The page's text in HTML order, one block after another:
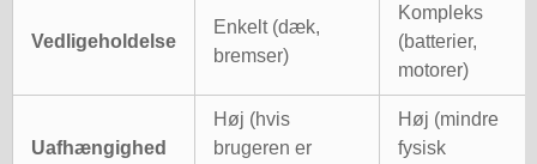
Vedligeholdelse
Enkelt (dæk,
bremser)
Kompleks
(batterier,
motorer)
Uafhængighed
Høj (hvis
brugeren er
Høj (mindre
fysisk